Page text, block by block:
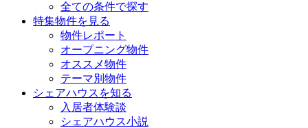
全ての条件で探す
特集物件を見る
物件レポート
オープニング物件
オススメ物件
テーマ別物件
シェアハウスを知る
入居者体験談
シェアハウス小説